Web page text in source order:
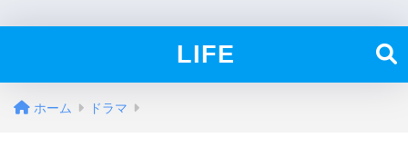
LIFE
ホーム ドラマ